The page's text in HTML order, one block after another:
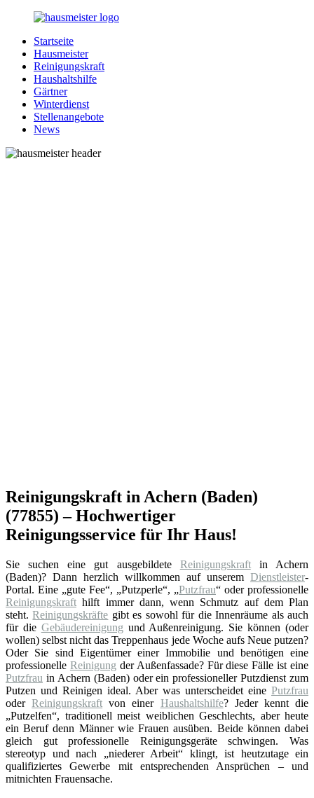
Zurück
Inhalt
Hausmeister.de
Alles
rund
Ihren
Haushalt
Startseite
Hausmeister
Reinigungskraft
Haushaltshilfe
Gärtner
Winterdienst
Stellenangebote
News
Reinigungskraft in Achern (Baden)
(77855) – Hochwertiger
Reinigungsservice für Ihr Haus!
Sie suchen eine gut ausgebildete Reinigungskraftin Achern
(Baden)? Dann herzlich willkommen auf unserem Dienstleister-
Portal. Eine „gute Fee“, „Putzperle“, „Putzfrau“ oder professionelle
Reinigungskraft hilft immer dann, wenn Schmutz auf dem Plan
steht.Reinigungskräfte gibt es sowohl für die Innenräume als auch
für die Gebäudereinigung und Außenreinigung. Sie können (oder
wollen) selbst nicht das Treppenhaus jede Woche aufs Neue putzen?
Oder Sie sind Eigentümer einer Immobilie und benötigen eine
professionelle Reinigung der Außenfassade? Für diese Fälle ist eine
Putzfrau in Achern (Baden) oder ein professioneller Putzdienst zum
Putzen und Reinigen ideal. Aber was unterscheidet eine Putzfrau
oderReinigungskraft von einer Haushaltshilfe? Jeder kennt die
„Putzelfen“, traditionell meist weiblichen Geschlechts, aber heute
ein Beruf denn Männer wie Frauen ausüben. Beide können dabei
gleich gut professionelle Reinigungsgeräte schwingen. Was
stereotyp und nach „niederer Arbeit“ klingt, ist heutzutage ein
qualifiziertes Gewerbe mit entsprechenden Ansprüchen – und
mitnichten Frauensache.